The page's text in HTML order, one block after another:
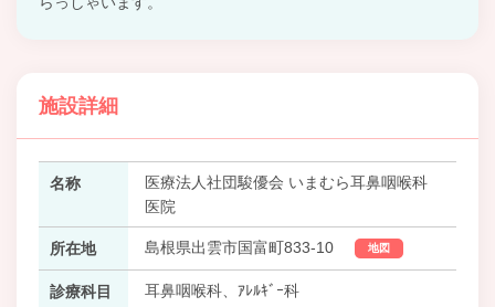
施設詳細
名称
医療法人社団駿優会 いまむら耳鼻咽喉科
医院
所在地 島根県出雲市国富町833-10 地図
診療科目 耳鼻咽喉科、ｱﾚﾙｷﾞｰ科